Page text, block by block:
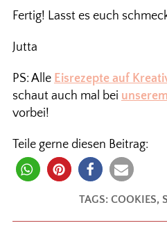
Fertig! Lasst es euch
Jutta
PS: Alle Eisrezepte auf
schaut auch mal bei
vorbei!
Teile gerne diesen Beitrag:
TAGS: COOKIES,